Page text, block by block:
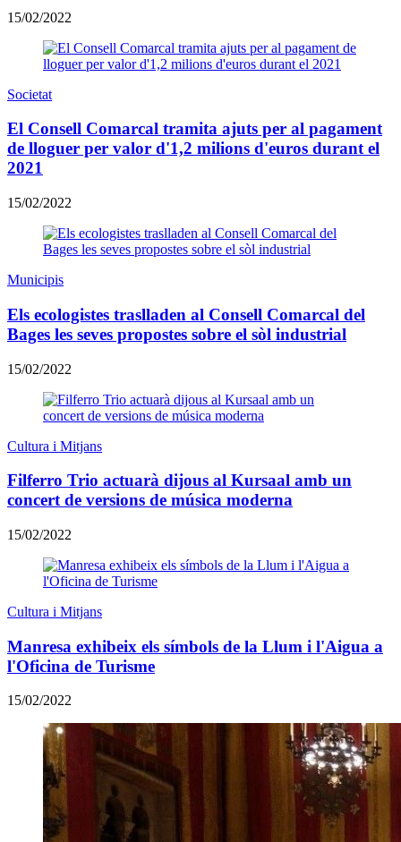
15/02/2022
Societat
El Consell Comarcal tramita ajuts per al pagament
de lloguer per valor d'1,2 milions d'euros durant el
2021
15/02/2022
Municipis
Els ecologistes traslladen al Consell Comarcal del
Bages les seves propostes sobre el sòl industrial
15/02/2022
Cultura i Mitjans
Filferro Trio actuarà dijous al Kursaal amb un
concert de versions de música moderna
15/02/2022
Cultura i Mitjans
Manresa exhibeix els símbols de la Llum i l'Aigua a
l'Oficina de Turisme
15/02/2022